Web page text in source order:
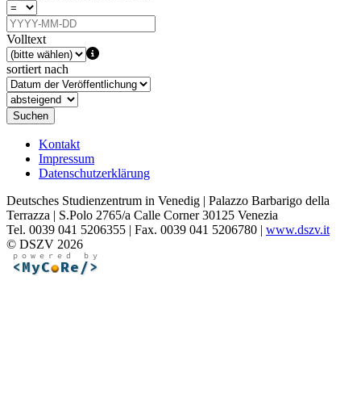
Volltext
sortiert nach
Suchen
Kontakt
Impressum
Datenschutzerklärung
Deutsches Studienzentrum in Venedig | Palazzo Barbarigo della
Terrazza | S.Polo 2765/a Calle Corner 30125 Venezia
Tel. 0039 041 5206355 | Fax. 0039 041 5206780 | www.dszv.it
© DSZV 2026